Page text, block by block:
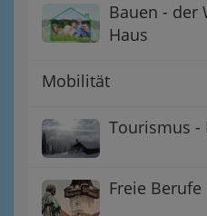
Bauen - der
Haus
Mobilität
Tourismus -
Freie Berufe